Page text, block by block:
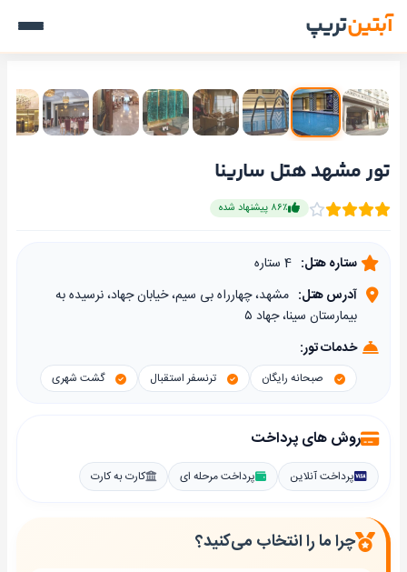
آبتینتریپ
تور مشهد هتل سارینا
۸۶٪ پیشنهاد شده
ستاره هتل:
آدرس هتل: مشهد، چهارراه بی سیم، خیابان جهاد، نرسیده به
بیمارستان سینا، جهاد ۵
خدمات تور:
صبحانه رایگان ترنسفر استقبال گشت شهری
روش های پرداخت
پرداخت آنلاین پرداخت مرحله ای کارت به کارت
چرا ما را انتخاب می‌کنید؟